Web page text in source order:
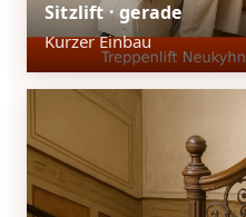
Sitzlift · gerade
Kurzer Einbau